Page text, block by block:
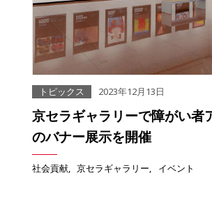
トピックス 2023年12月13日
京セラギャラリーで障がい者
のバナー展示を開催
社会貢献 京セラギャラリー イベント